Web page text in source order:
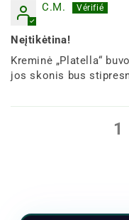
C.M.
Neįtikėtina!
Kreminė „Platella“
jos skonis bus
1